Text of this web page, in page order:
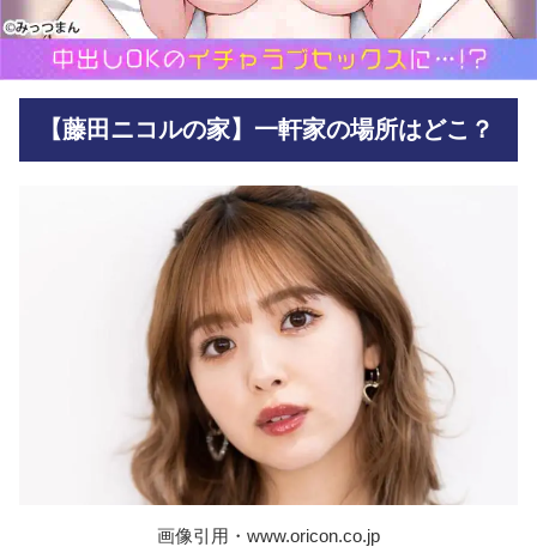
【藤田ニコルの家】一軒家の場所はどこ？
画像引用・www.oricon.co.jp